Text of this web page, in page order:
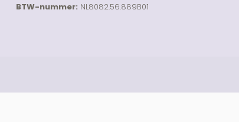
BTW-nummer: NL8082.56.889B01